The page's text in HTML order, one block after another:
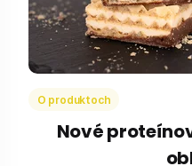
O produktoch
Nové